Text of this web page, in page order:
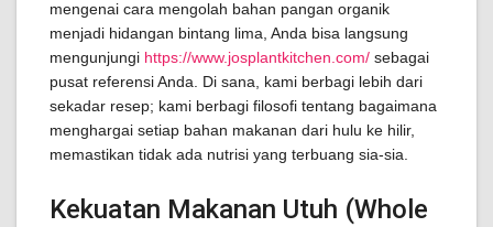
mengenai cara mengolah bahan pangan organik
menjadi hidangan bintang lima, Anda bisa langsung
mengunjungi https://www.josplantkitchen.com/ sebagai
pusat referensi Anda. Di sana, kami berbagi lebih dari
sekadar resep; kami berbagi filosofi tentang bagaimana
menghargai setiap bahan makanan dari hulu ke hilir,
memastikan tidak ada nutrisi yang terbuang sia-sia.
Kekuatan Makanan Utuh (Whole